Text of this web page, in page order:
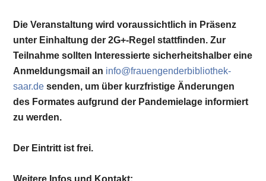
Die Veranstaltung wird voraussichtlich in Präsenz
unter Einhaltung der 2G+-Regel stattfinden. Zur
Teilnahme sollten Interessierte sicherheitshalber eine
Anmeldungsmail an info@frauengenderbibliothek-
saar.de senden, um über kurzfristige Änderungen
des Formates aufgrund der Pandemielage informiert
zu werden.
Der Eintritt ist frei.